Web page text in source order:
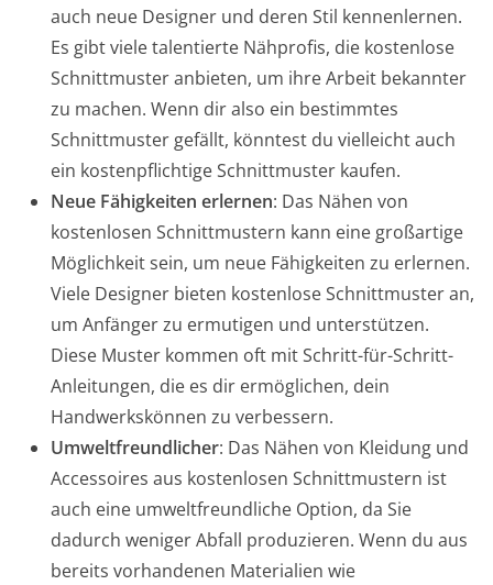
auch neue Designer und deren Stil kennenlernen.
Es gibt viele talentierte Nähprofis, die kostenlose
Schnittmuster anbieten, um ihre Arbeit bekannter
zu machen. Wenn dir also ein bestimmtes
Schnittmuster gefällt, könntest du vielleicht auch
ein kostenpflichtige Schnittmuster kaufen.
Neue Fähigkeiten erlernen: Das Nähen von
kostenlosen Schnittmustern kann eine großartige
Möglichkeit sein, um neue Fähigkeiten zu erlernen.
Viele Designer bieten kostenlose Schnittmuster an,
um Anfänger zu ermutigen und unterstützen.
Diese Muster kommen oft mit Schritt-für-Schritt-
Anleitungen, die es dir ermöglichen, dein
Handwerkskönnen zu verbessern.
Umweltfreundlicher: Das Nähen von Kleidung und
Accessoires aus kostenlosen Schnittmustern ist
auch eine umweltfreundliche Option, da Sie
dadurch weniger Abfall produzieren. Wenn du aus
bereits vorhandenen Materialien wie